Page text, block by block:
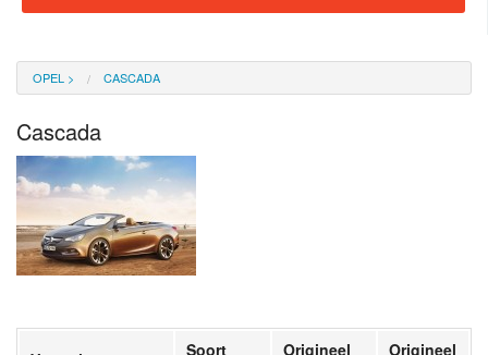
OPEL > CASCADA
Cascada
Soort
Origineel
Origineel